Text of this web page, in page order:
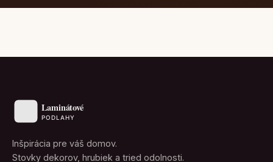
Inšpirácia pre váš domov.
Stovky dekorov, hrubiek a tried odolnosti.